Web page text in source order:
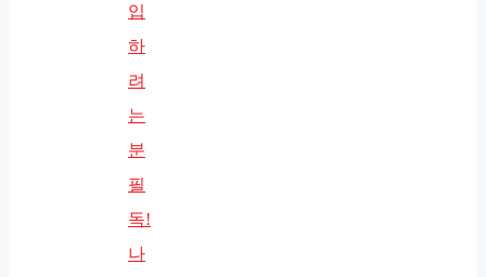
입
하
려
는
분
필
독!
나